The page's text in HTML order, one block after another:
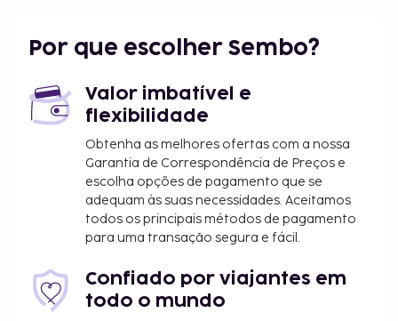
Por que escolher Sembo?
Valor imbatível e
flexibilidade
Obtenha as melhores ofertas com a nossa
Garantia de Correspondência de Preços e
escolha opções de pagamento que se
adequam às suas necessidades. Aceitamos
todos os principais métodos de pagamento
para uma transação segura e fácil.
Confiado por viajantes em
todo o mundo